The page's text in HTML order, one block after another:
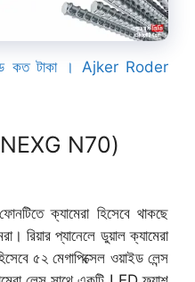
কত টাকা । Ajker Roder
(NEXG N70)
ক্যামেরা হিসেবে থাকছে
রিয়ার প্যানেলে ডুয়াল ক্যামেরা
৫২ মেগাপিক্সেল ওয়াইড লেন্স